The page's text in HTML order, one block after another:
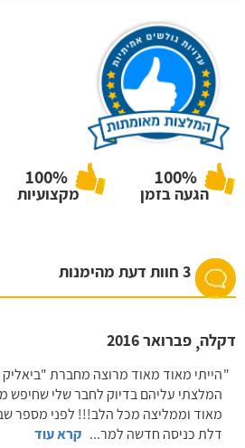
100%
הגעה בזמן
100%
מקצועיות
3 חוות דעת מהימנות
דקלה,פברואר 2016
הייתי מאוד מאוד מרוצה מחברת "ביאליק
המלצתי עליהם בדיוק לחבר שלי שחיפש
מאוד וממליצה מכל הלב!!! לפני מספר
דלת כניסה חדשה למר... קרא עוד